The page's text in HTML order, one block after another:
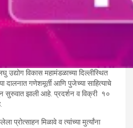
उद्योग विकास महामंडळाच्या दिल्लीस्थित
दालनात गणेशमूर्ती आणि पुजेच्या साहित्याचे
सुरुवात झाली आहे. प्रदर्शन व विक्री १०
प्रोत्साहन मिळावे व त्यांच्या मुर्त्यांना